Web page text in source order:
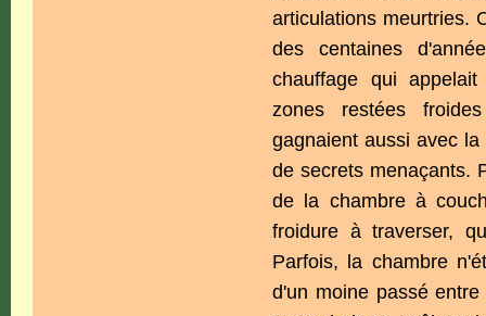
articulations meurtries.
des centaines
chauffage qui
zones restées
gagnaient aussi avec
de secrets menaçants.
de la chambre à
froidure à traverser,
Parfois, la chambre
d'un moine passé